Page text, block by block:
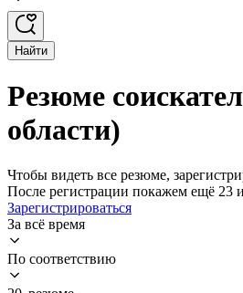
Найти
Резюме
области)
Чтобы видеть все резюме,
После регистрации покажем ещё 23
Зарегистрироваться
За всё время
По соответствию